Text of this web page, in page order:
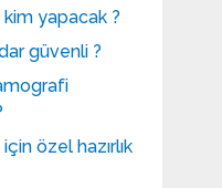
yapacak ?
güvenli ?
özel hazırlık